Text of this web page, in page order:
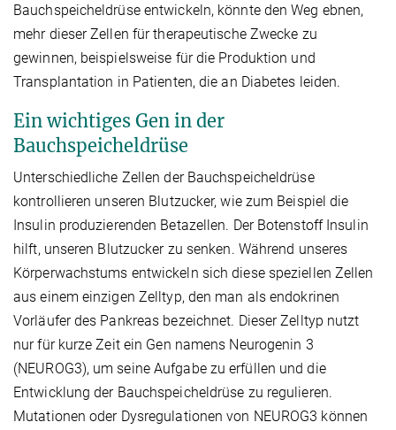
Bauchspeicheldrüse entwickeln, könnte den Weg ebnen,
mehr dieser Zellen für therapeutische Zwecke zu
gewinnen, beispielsweise für die Produktion und
Transplantation in Patienten, die an Diabetes leiden.
Ein wichtiges Gen in der
Bauchspeicheldrüse
Unterschiedliche Zellen der Bauchspeicheldrüse
kontrollieren unseren Blutzucker, wie zum Beispiel die
Insulin produzierenden Betazellen. Der Botenstoff Insulin
hilft, unseren Blutzucker zu senken. Während unseres
Körperwachstums entwickeln sich diese speziellen Zellen
aus einem einzigen Zelltyp, den man als endokrinen
Vorläufer des Pankreas bezeichnet. Dieser Zelltyp nutzt
nur für kurze Zeit ein Gen namens Neurogenin 3
(NEUROG3), um seine Aufgabe zu erfüllen und die
Entwicklung der Bauchspeicheldrüse zu regulieren.
Mutationen oder Dysregulationen von NEUROG3 können